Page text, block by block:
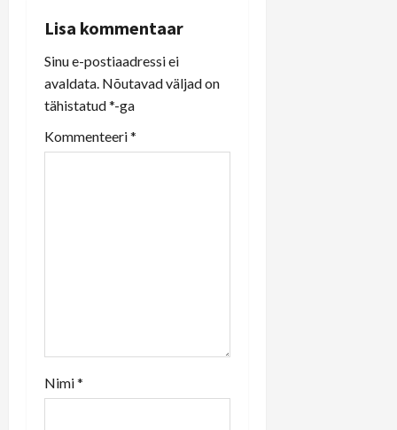
v
i
g
a
Lisa kommentaar
Sinu e-postiaadressi ei
avaldata. Nõutavad väljad on
tähistatud*-ga
Kommenteeri*
Nimi*